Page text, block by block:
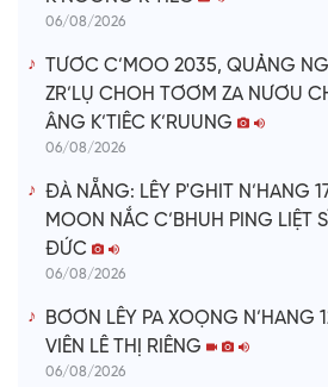
06/08/2026
TƯƠC C’MOO 2035, QUẢNG
ZR’LỤ CHOH TƠƠM ZA NƯƠU
ÂNG K’TIÊC K’RUUNG
06/08/2026
ĐÀ NẴNG: LÊY P'GHIT N’HANG
MOON NẮC C’BHUH PING LIỆT
ĐỨC
06/08/2026
BƠƠN LÊY PA XOỌNG N’HANG
VIÊN LÊ THỊ RIÊNG
06/08/2026